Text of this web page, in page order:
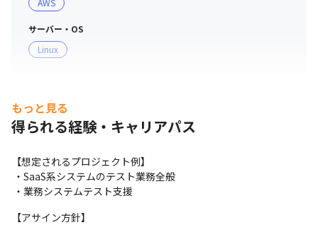
AWS
サーバー・OS
Linux
もっと見る
得られる経験・キャリアパス
【想定されるプロジェクト例】
・業務システムテスト支援
【アサイン方針】